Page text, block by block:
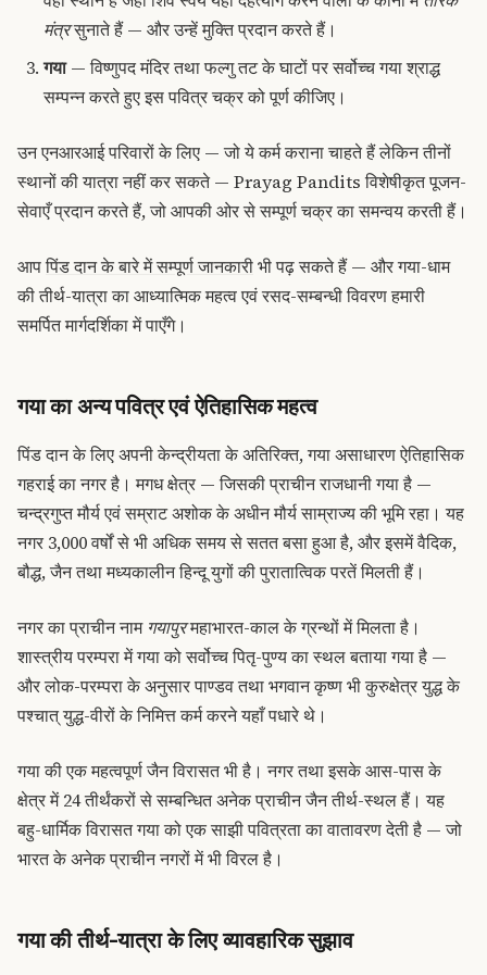
मंत्रसुनाते हैं — और उन्हें मुक्ति प्रदान करते हैं।
गया— विष्णुपद मंदिर तथा फल्गु तट के घाटों पर सर्वोच्च गया श्राद्ध
सम्पन्न करते हुए इस पवित्र चक्र को पूर्ण कीजिए।
उन एनआरआई परिवारों के लिए — जो ये कर्म कराना चाहते हैं लेकिन तीनों
स्थानों की यात्रा नहीं कर सकते — Prayag Pandits विशेषीकृत पूजन-
सेवाएँ प्रदान करते हैं, जो आपकी ओर से सम्पूर्ण चक्र का समन्वय करती हैं।
आपपिंड दान के बारे में सम्पूर्ण जानकारीभी पढ़ सकते हैं — और गया-धाम
की तीर्थ-यात्रा का आध्यात्मिक महत्व एवं रसद-सम्बन्धी विवरण हमारी
समर्पित मार्गदर्शिका में पाएँगे।
गया का अन्य पवित्र एवं ऐतिहासिक महत्व
पिंड दान के लिए अपनी केन्द्रीयता के अतिरिक्त, गया असाधारण ऐतिहासिक
गहराई का नगर है। मगध क्षेत्र — जिसकी प्राचीन राजधानी गया है —
चन्द्रगुप्त मौर्य एवं सम्राट अशोक के अधीन मौर्य साम्राज्य की भूमि रहा। यह
नगर 3,000 वर्षों से भी अधिक समय से सतत बसा हुआ है, और इसमें वैदिक,
बौद्ध, जैन तथा मध्यकालीन हिन्दू युगों की पुरातात्विक परतें मिलती हैं।
नगर का प्राचीन नाम गयापुरमहाभारत-काल के ग्रन्थों में मिलता है।
शास्त्रीय परम्परा में गया को सर्वोच्च पितृ-पुण्य का स्थल बताया गया है —
और लोक-परम्परा के अनुसार पाण्डव तथा भगवान कृष्ण भी कुरुक्षेत्र युद्ध के
पश्चात् युद्ध-वीरों के निमित्त कर्म करने यहाँ पधारे थे।
गया की एक महत्वपूर्ण जैन विरासत भी है। नगर तथा इसके आस-पास के
क्षेत्र में 24 तीर्थंकरों से सम्बन्धित अनेक प्राचीन जैन तीर्थ-स्थल हैं। यह
बहु-धार्मिक विरासत गया को एक साझी पवित्रता का वातावरण देती है — जो
भारत के अनेक प्राचीन नगरों में भी विरल है।
गया की तीर्थ-यात्रा के लिए व्यावहारिक सुझाव